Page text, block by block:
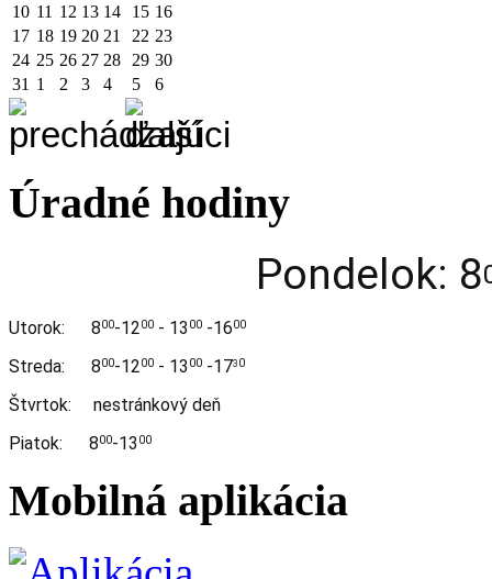
10 11 12 13 14 15 16
17 18 19 20 21 22 23
24 25 26 27 28 29 30
31 1 2 3 4 5 6
Úradné hodiny
Pondelok: 8
Utorok: 800-1200 - 13 00 -1600
Streda: 800-1200 - 13 00 -173 0
Štvrtok: nestránkový deň
Piatok: 800-13 00
Mobilná aplikácia